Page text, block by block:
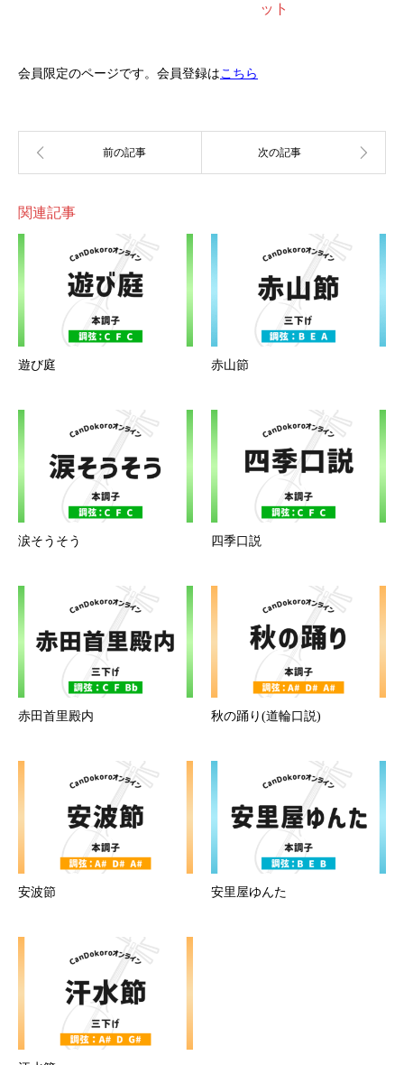
ット
会員限定のページです。会員登録はこちら
関連記事
遊び庭 赤山節
涙そうそう 四季口説
赤田首里殿内 秋の踊り(道輪口説)
安波節 安里屋ゆんた